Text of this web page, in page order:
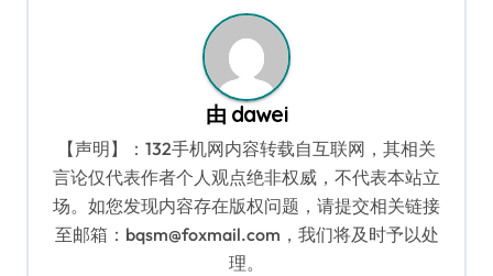
由 dawei
【声明】：132手机网内容转载自互联网，其相关
言论仅代表作者个人观点绝非权威，不代表本站立
场。如您发现内容存在版权问题，请提交相关链接
至邮箱：bqsm@foxmail.com，我们将及时予以处
理。